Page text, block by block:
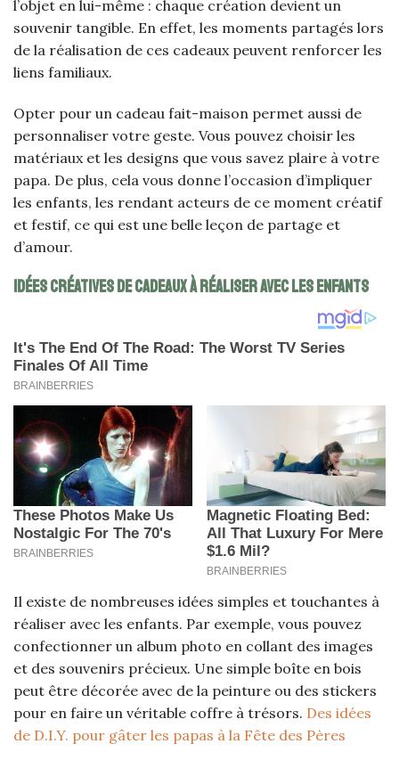
l’objet en lui-même : chaque création devient un
souvenir tangible. En effet, les moments partagés lors
de la réalisation de ces cadeaux peuvent renforcer les
liens familiaux.
Opter pour un cadeau fait-maison permet aussi de
personnaliser votre geste. Vous pouvez choisir les
matériaux et les designs que vous savez plaire à votre
papa. De plus, cela vous donne l’occasion d’impliquer
les enfants, les rendant acteurs de ce moment créatif
et festif, ce qui est une belle leçon de partage et
d’amour.
Idées créatives de cadeaux à réaliser avec les enfants
Il existe de nombreuses idées simples et touchantes à
réaliser avec les enfants. Par exemple, vous pouvez
confectionner un album photo en collant des images
et des souvenirs précieux. Une simple boîte en bois
peut être décorée avec de la peinture ou des stickers
pour en faire un véritable coffre à trésors. Des idées
de D.I.Y. pour gâter les papas à la Fête des Pères